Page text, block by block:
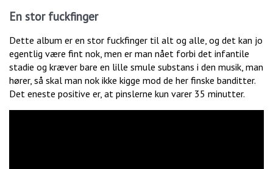
En stor fuckfinger
Dette album er en stor fuckfinger til alt og alle, og det kan jo
egentlig være fint nok, men er man nået forbi det infantile
stadie og kræver bare en lille smule substans i den musik, man
hører, så skal man nok ikke kigge mod de her finske banditter.
Det eneste positive er, at pinslerne kun varer 35 minutter.